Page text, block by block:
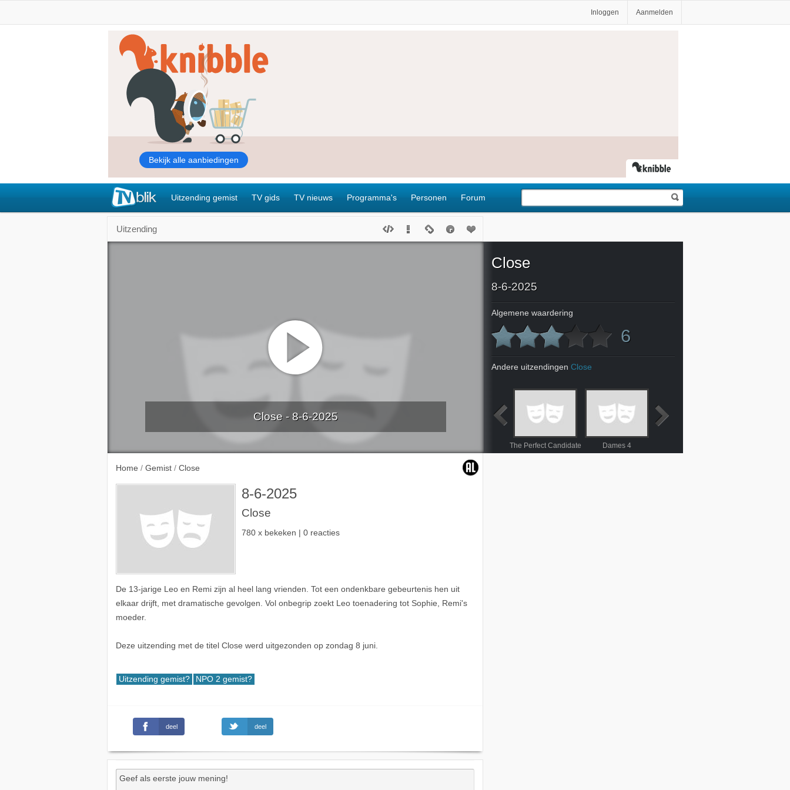
Inloggen Aanmelden
Uitzending gemist TV gids TV nieuws Programma's Personen Forum
Uitzending
Close - 8-6-2025
Home / Gemist / Close
8-6-2025
Close
780 x bekeken | 0 reacties
De 13-jarige Leo en Remi zijn al heel lang vrienden. Tot een ondenkbare gebeurtenis hen uit
elkaar drijft, met dramatische gevolgen. Vol onbegrip zoekt Leo toenadering tot Sophie, Remi's
moeder.
Deze uitzending met de titel Close werd uitgezonden op zondag 8 juni.
Uitzending gemist? NPO 2 gemist?
deel deel
Close
8-6-2025
Algemene waardering
6
Andere uitzendingen Close
The Perfect Candidate Dames 4